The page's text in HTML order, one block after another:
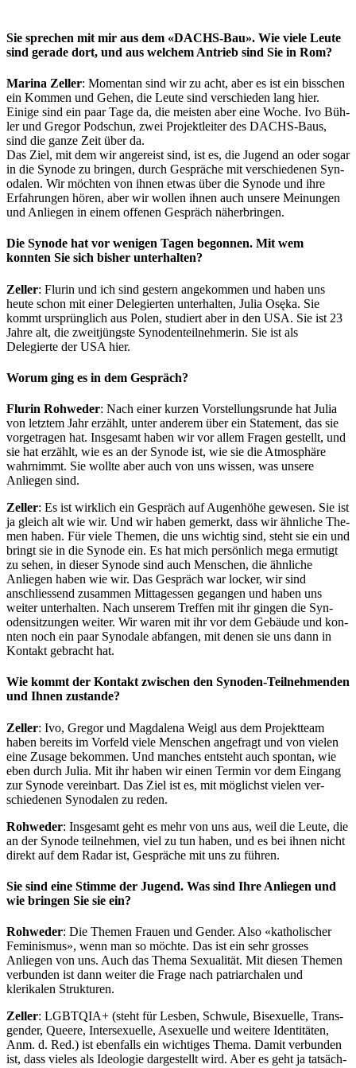
Sie sprechen mit mir aus dem «DACHS-Bau». Wie viele Leute
sind gerade dort, und aus welchem Antrieb sind Sie in Rom?
Mari­na Zeller: Momen­tan sind wir zu acht, aber es ist ein biss­chen
ein Kom­men und Gehen, die Leute sind ver­schieden lang hier.
Einige sind ein paar Tage da, die meis­ten aber eine Woche. Ivo Büh­
ler und Gre­gor Pod­schun, zwei Pro­jek­tleit­er des DACHS-Baus,
sind die ganze Zeit über da.
Das Ziel, mit dem wir angereist sind, ist es, die Jugend an oder sog­ar
in die Syn­ode zu brin­gen, durch Gespräche mit ver­schiede­nen Syn­
odalen. Wir möcht­en von ihnen etwas über die Syn­ode und ihre
Erfahrun­gen hören, aber wir wollen ihnen auch unsere Mei­n­un­gen
und Anliegen in einem offe­nen Gespräch näher­brin­gen.
Die Synode hat vor wenigen Tagen begonnen. Mit wem
konnten Sie sich bisher unterhalten?
Zeller: Flurin und ich sind gestern angekom­men und haben uns
heute schon mit ein­er Delegierten unter­hal­ten, Julia Osę­ka. Sie
kommt ursprünglich aus Polen, studiert aber in den USA. Sie ist 23
Jahre alt, die zweitjüng­ste Syn­oden­teil­nehmerin. Sie ist als
Delegierte der USA hier.
Worum ging es in dem Gespräch?
Flurin Rohwed­er: Nach ein­er kurzen Vorstel­lungsrunde hat Julia
von let­ztem Jahr erzählt, unter anderem über ein State­ment, das sie
vor­ge­tra­gen hat. Ins­ge­samt haben wir vor allem Fra­gen gestellt, und
sie hat erzählt, wie es an der Syn­ode ist, wie sie die Atmo­sphäre
wahrn­immt. Sie wollte aber auch von uns wis­sen, was unsere
Anliegen sind.
Zeller: Es ist wirk­lich ein Gespräch auf Augen­höhe gewe­sen. Sie ist
ja gle­ich alt wie wir. Und wir haben gemerkt, dass wir ähn­liche The­
men haben. Für viele The­men, die uns wichtig sind, ste­ht sie ein und
bringt sie in die Syn­ode ein. Es hat mich per­sön­lich mega ermutigt
zu sehen, in dieser Syn­ode sind auch Men­schen, die ähn­liche
Anliegen haben wie wir. Das ­Gespräch war lock­er, wir sind
anschliessend zusam­men Mit­tagessen gegan­gen und haben uns
weit­er unter­hal­ten. Nach unserem Tre­f­fen mit ihr gin­gen die Syn­
oden­sitzun­gen weit­er. Wir waren mit ihr vor dem Gebäude und kon­
nten noch ein paar Syn­odale abfan­gen, mit denen sie uns dann in
Kon­takt gebracht hat.
Wie kommt der Kontakt zwischen den Synoden-Teilnehmenden
und Ihnen zustande?
Zeller: Ivo, Gre­gor und Mag­dale­na Wei­gl aus dem Pro­jek­t­team
haben bere­its im Vor­feld viele Men­schen ange­fragt und von vie­len
eine Zusage bekom­men. Und manch­es entste­ht auch spon­tan, wie
eben durch Julia. Mit ihr haben wir einen Ter­min vor dem Ein­gang
zur Syn­ode vere­in­bart. Das Ziel ist es, mit möglichst vie­len ver­
schiede­nen Syn­odalen zu reden.
Rohwed­er: Ins­ge­samt geht es mehr von uns aus, weil die Leute, die
an der Syn­ode teil­nehmen, viel zu tun haben, und es bei ihnen nicht
direkt auf dem Radar ist, Gespräche mit uns zu führen.
Sie sind eine Stimme der Jugend. Was sind Ihre Anliegen und
wie bringen Sie sie ein?
Rohwed­er: Die The­men Frauen und Gen­der. Also «katholis­ch­er
Fem­i­nis­mus», wenn man so möchte. Das ist ein sehr gross­es
Anliegen von uns. Auch das The­ma Sex­u­al­ität. Mit diesen The­men
ver­bun­den ist dann weit­er die Frage nach patri­ar­chalen und
klerikalen Struk­turen.
Zeller: LGBTQIA+ (ste­ht für Les­ben, Schwule, Bisex­uelle, Trans­
gen­der, Queere, Inter­sex­uelle, Asex­uelle und weit­ere Iden­titäten,
Anm. d. Red.) ist eben­falls ein wichtiges The­ma. Damit ver­bun­den
ist, dass vieles als Ide­olo­gie dargestellt wird. Aber es geht ja tat­säch­